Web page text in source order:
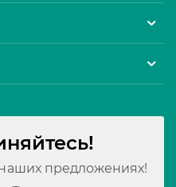
предложениях!